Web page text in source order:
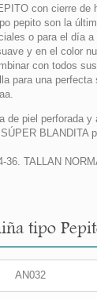
con cierre
pepito son la
o para el día
y en el color
con todos
para una
de piel perforada
36. TALLAN
tipo
AN032